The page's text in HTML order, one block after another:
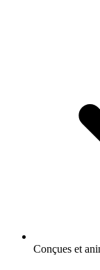
Conçues et